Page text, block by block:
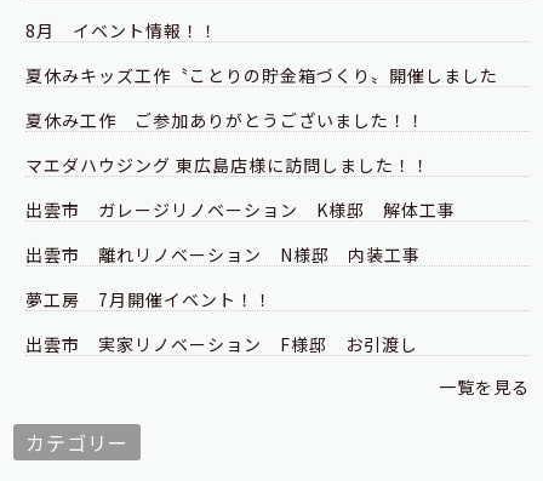
8月 イベント情報！！
夏休みキッズ工作〝ことりの貯金箱づくり〟開催しました
夏休み工作 ご参加ありがとうございました！！
マエダハウジング 東広島店様に訪問しました！！
出雲市 ガレージリノベーション K様邸 解体工事
出雲市 離れリノベーション N様邸 内装工事
夢工房 7月開催イベント！！
出雲市 実家リノベーション F様邸 お引渡し
一覧を見る
カテゴリー